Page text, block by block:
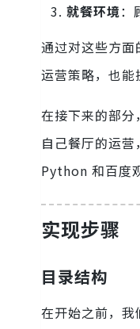
就餐环境：
通过对这些方
运营策略，也能
在接下来的部
自己餐厅的运
Python 和百度
实现步骤
目录结构
在开始之前，